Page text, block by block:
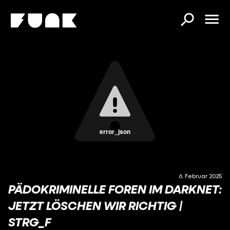
error_json
6. Februar 2025
PÄDOKRIMINELLE FOREN IM DARKNET:
JETZT LÖSCHEN WIR RICHTIG |
STRG_F